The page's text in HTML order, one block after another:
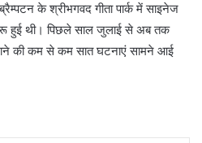
के श्रीभगवद गीता पार्क में साइनेज
हुई थी। पिछले साल जुलाई से अब तक
जाने की कम से कम सात घटनाएं सामने आई